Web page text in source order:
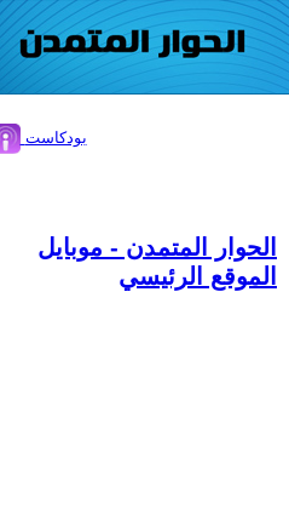
بودكاست
الحوار المتمدن - موبايل
الموقع الرئيسي